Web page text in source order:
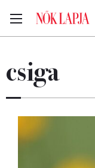
csiga